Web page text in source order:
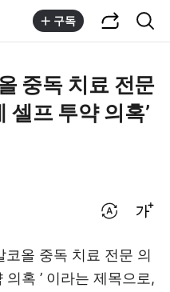
구독
중독 치료 전문
프 투약 의혹’
올 중독 치료 전문 의
혹 ’ 이라는 제목으로,